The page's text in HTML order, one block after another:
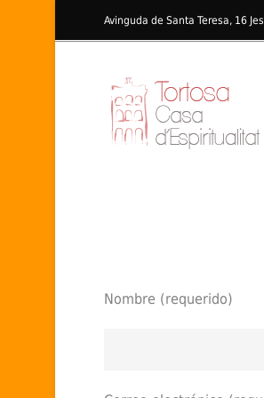
Avinguda de Santa Teresa, 16
Nombre (requerido)